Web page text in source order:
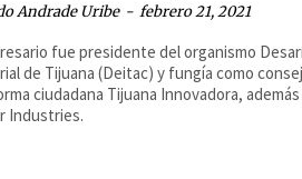
Andrade Uribe - febrero 21, 2021
fue presidente del organismo
de Tijuana (Deitac) y fungía como
ciudadana Tijuana Innovadora,
Industries.